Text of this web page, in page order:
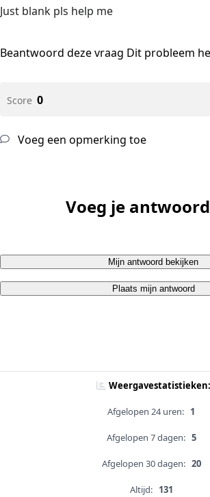
Just blank pls help me
Beantwoord deze vraag Dit probleem
Score 0
Voeg een opmerking toe
Voeg je
Mijn antwoord bekijken
Plaats mijn antwoord
Weergavestatistieken:
Afgelopen 24 uren: 1
Afgelopen 7 dagen: 5
Afgelopen 30 dagen: 20
Altijd: 131